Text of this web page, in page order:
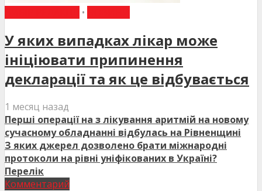
•
У яких випадках лікар може
ініціювати припинення
декларації та як це відбувається
1 месяц назад
Перші операції на з лікування аритмій на новому
сучасному обладнанні відбулась на Рівненщині
З яких джерел дозволено брати міжнародні
протоколи на рівні уніфікованих в Україні?
Перелік
Комментарий